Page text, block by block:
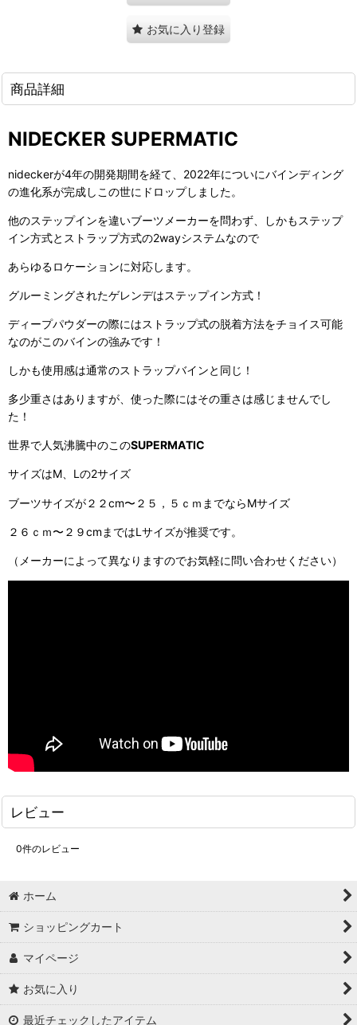
お気に入り登録
商品詳細
NIDECKER SUPERMATIC
nideckerが4年の開発期間を経て、2022年についにバインディング
の進化系が完成しこの世にドロップしました。
他のステップインを違いブーツメーカーを問わず、しかもステップ
イン方式とストラップ方式の2wayシステムなので
あらゆるロケーションに対応します。
グルーミングされたゲレンデはステップイン方式！
ディープパウダーの際にはストラップ式の脱着方法をチョイス可能
なのがこのバインの強みです！
しかも使用感は通常のストラップバインと同じ！
多少重さはありますが、使った際にはその重さは感じませんでし
た！
世界で人気沸騰中のこのSUPERMATIC
サイズはⅯ、Ⅼの2サイズ
ブーツサイズが２２cm〜２５，５ｃｍまでならMサイズ
２６ｃｍ〜２９cmまではLサイズが推奨です。
（メーカーによって異なりますのでお気軽に問い合わせください）
レビュー
0件のレビュー
ホーム
ショッピングカート
マイページ
お気に入り
最近チェックしたアイテム